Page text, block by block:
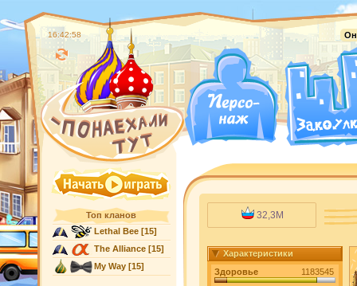
16:42:59
Топ кланов
Lethal Bee[15]
The Alliance[15]
My Way[15]
32,3M
Характеристики
Здоровье
1183545